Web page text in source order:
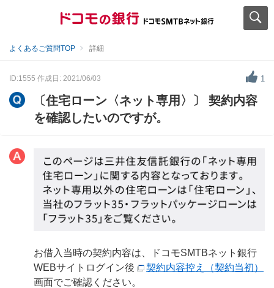
よくあるご質問TOP 詳細
ID:1555 作成日: 2021/06/03 1
〔住宅ローン〈ネット専用〉〕 契約内容
を確認したいのですが。
お借入当時の契約内容は、ドコモSMTBネット銀行
WEBサイトログイン後
契約内容控え（契約当初）
画面でご確認ください。